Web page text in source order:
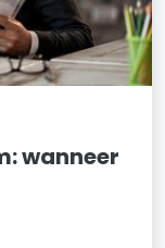
wanneer